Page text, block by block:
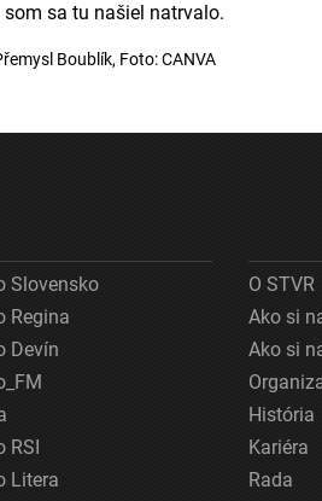
som sa tu našiel natrvalo.
Boublík, Foto: CANVA
Slovensko
Regina
Devín
RSI
Litera
O STVR
Ako si
Ako si
História
Kariéra
Rada